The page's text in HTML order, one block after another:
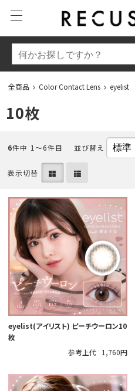
全商品 Color Contact Lens eyelist
10枚
6件中 1〜6件目 並び替え
表示切替
eyelist(アイリスト) ピーチウーロン10
枚
参考上代
1,760円